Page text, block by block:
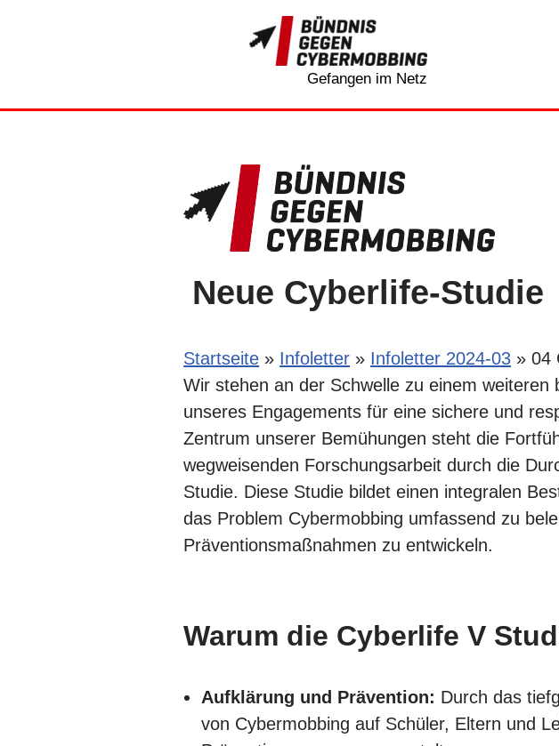
springen
Gefangen im Netz
Neue Cyberlife-Studie
Startseite » Infoletter » Infoletter 2024-03 »04
Wir stehen an der Schwelle zu einem weiteren
unseres Engagements für eine sichere und
Zentrum unserer Bemühungen steht die
wegweisenden Forschungsarbeit durch die
Studie. Diese Studie bildet einen integralen
das Problem Cybermobbing umfassend zu
Präventionsmaßnahmen zu entwickeln.
Warum die Cyberlife V
Aufklärung und Prävention: Durch das
von Cybermobbing auf Schüler, Eltern und